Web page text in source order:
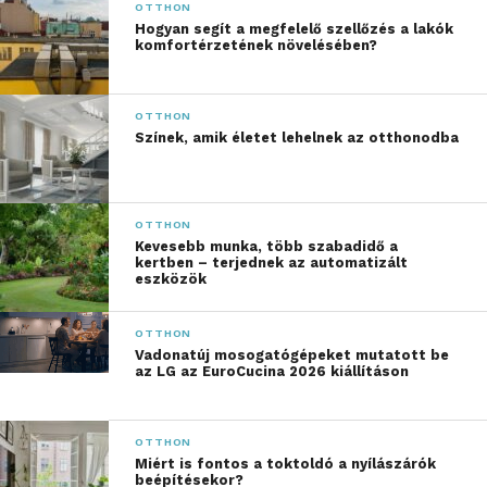
megbízható minőség és a tartósság ugyanolyan
kiemelkedő, mint a dizájn, ebben a Dublino Home
becsületre méltó szereplő.
Hogyan válassz okosan az
igények alapján?
Hogyan találhatod meg a számodra legjobb
bővíthető asztalt? Az ideális választásnál mérlegeld
az otthonod kínálta lehetőségeket, valamint hogy
milyen gyakran hívsz meg nagyobb társaságot. A
kiválasztott asztalnak összhangban kell lennie az
étkezőszékek stílusával és a tér többi elemével.
rátalálhatsz az igényeidnek leginkább megfelelő
darabra. Az átgondoltan megválasztott bővíthető
OTTHON
Hogyan segít a megfelelő szellőzés a lakók
komfortérzetének növelésében?
OTTHON
Színek, amik életet lehelnek az otthonodba
OTTHON
Kevesebb munka, több szabadidő a
kertben – terjednek az automatizált
eszközök
OTTHON
Vadonatúj mosogatógépeket mutatott be
az LG az EuroCucina 2026 kiállításon
OTTHON
Miért is fontos a toktoldó a nyílászárók
beépítésekor?